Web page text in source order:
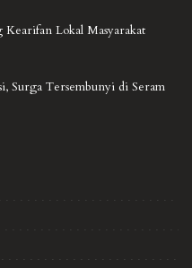
Lokal Masyarakat
Surga Tersembunyi di Seram